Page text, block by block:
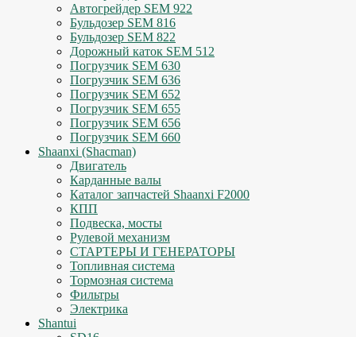
Автогрейдер SEM 922
Бульдозер SEM 816
Бульдозер SEM 822
Дорожный каток SEM 512
Погрузчик SEM 630
Погрузчик SEM 636
Погрузчик SEM 652
Погрузчик SEM 655
Погрузчик SEM 656
Погрузчик SEM 660
Shaanxi (Shacman)
Двигатель
Карданные валы
Каталог запчастей Shaanxi F2000
КПП
Подвеска, мосты
Рулевой механизм
СТАРТЕРЫ И ГЕНЕРАТОРЫ
Топливная система
Тормозная система
Фильтры
Электрика
Shantui